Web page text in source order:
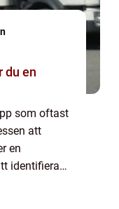
som oftast
att
en
identifiera